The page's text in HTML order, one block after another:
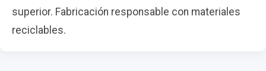
superior. Fabricación responsable con materiales
reciclables.